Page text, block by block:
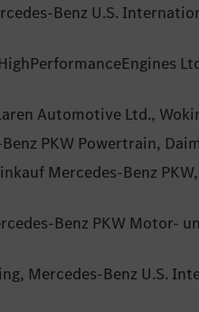
Benz U.S.
Automotive Ltd.,
PKW Powertrain,
Mercedes-Benz
Benz PKW Motor-
Mercedes-Benz U.S.